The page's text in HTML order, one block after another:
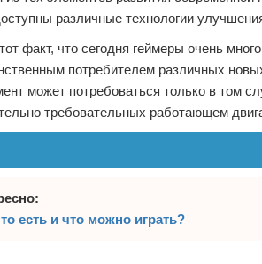
различные технологии
факт, что сегодня геймеры очень
потребителем различных
может потребоваться только в том
требовательных работающем
есть и что можно играть?